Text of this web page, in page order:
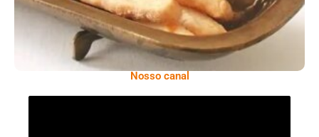
Nosso canal